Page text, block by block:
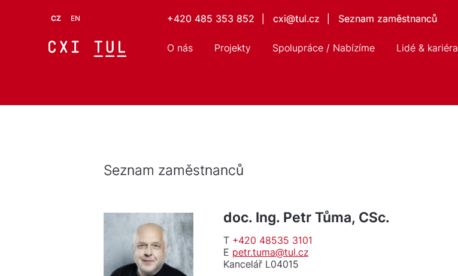
CZ EN +420 485 353 852 cxi@tul.cz Seznam zaměstnanců
O nás Projekty Spolupráce / Nabízíme
Lidé & kariéra
Seznam zaměstnanců
doc. Ing. Petr Tůma, CSc.
T +420 48535 3101
E petr.tuma@tul.cz
Kancelář L04015